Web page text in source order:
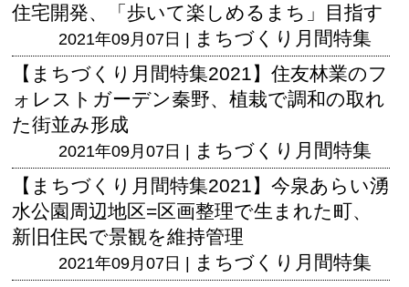
住宅開発、「歩いて楽しめるまち」目指す
2021年09月07日 | まちづくり月間特集
【まちづくり月間特集2021】住友林業のフ
ォレストガーデン秦野、植栽で調和の取れ
た街並み形成
2021年09月07日 | まちづくり月間特集
【まちづくり月間特集2021】今泉あらい湧
水公園周辺地区=区画整理で生まれた町、
新旧住民で景観を維持管理
2021年09月07日 | まちづくり月間特集